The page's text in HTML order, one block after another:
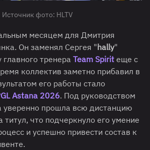
Источник фото: HLTV
месяцем для Дмитрия
Он заменял Сергея "hally"
тренера Team Spirit еще с
коллектив заметно прибавил в
его работы стало
Astana 2026. Под руководством
прошла всю дистанцию
титул, что подчеркнуло его умение
и успешно привести состав к